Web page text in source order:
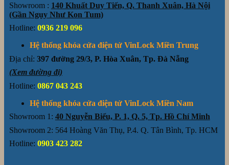
Showroom : 140 Khuất Duy Tiến, Q. Thanh Xuân, Hà Nội
(Gần Ngụy Như Kon Tum)
Hotline: 0936 219 096
Hệ thống khóa cửa điện tử VinLock Miền Trung
Địa chỉ: 397 đường 29/3, P. Hòa Xuân, Tp. Đà Nẵng
(Xem đường đi)
Hotline: 0867 043 243
Hệ thống khóa cửa điện tử VinLock Miền Nam
Showroom 1: 40 Nguyễn Biểu, P. 1, Q. 5, Tp. Hồ Chí Minh
Showroom 2: 564 Hoàng Văn Thụ, P.4. Q. Tân Bình, Tp. HCM
Hotline: 0903 423 282